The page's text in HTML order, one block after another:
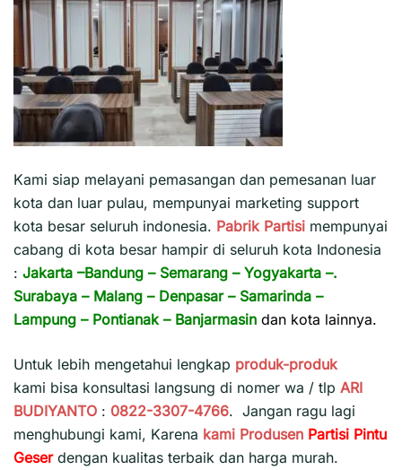
Kami siap melayani pemasangan dan pemesanan luar
kota dan luar pulau, mempunyai marketing support
kota besar seluruh indonesia. Pabrik Partisi mempunyai
cabang di kota besar hampir di seluruh kota Indonesia
: Jakarta –Bandung – Semarang – Yogyakarta –.
Surabaya – Malang – Denpasar– Samarinda –
Lampung – Pontianak – Banjarmasin dan kota lainnya.
Untuk lebih mengetahui lengkap produk-produk
kami bisa konsultasi langsung di nomer wa / tlp ARI
BUDIYANTO : 0822-3307-4766. Jangan ragu lagi
menghubungi kami, Karena kami Produsen Partisi Pintu
Geser dengan kualitas terbaik dan harga murah.